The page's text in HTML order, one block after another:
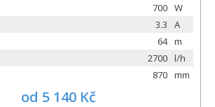
700 W
3.3
A
64 m
2700 l/h
870 mm
od 5 140 Kč